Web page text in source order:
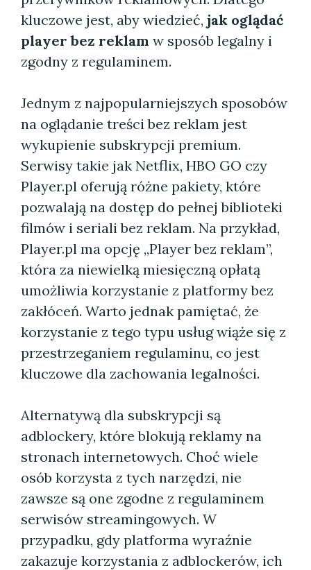
kluczowe jest, aby wiedzieć, jak oglądać
player bez reklam w sposób legalny i
zgodny z regulaminem.
Jednym z najpopularniejszych sposobów
na oglądanie treści bez reklam jest
wykupienie subskrypcji premium.
Serwisy takie jak Netflix, HBO GO czy
Player.pl oferują różne pakiety, które
pozwalają na dostęp do pełnej biblioteki
filmów i seriali bez reklam. Na przykład,
Player.pl ma opcję „Player bez reklam”,
która za niewielką miesięczną opłatą
umożliwia korzystanie z platformy bez
zakłóceń. Warto jednak pamiętać, że
korzystanie z tego typu usług wiąże się z
przestrzeganiem regulaminu, co jest
kluczowe dla zachowania legalności.
Alternatywą dla subskrypcji są
adblockery, które blokują reklamy na
stronach internetowych. Choć wiele
osób korzysta z tych narzędzi, nie
zawsze są one zgodne z regulaminem
serwisów streamingowych. W
przypadku, gdy platforma wyraźnie
zakazuje korzystania z adblockerów, ich